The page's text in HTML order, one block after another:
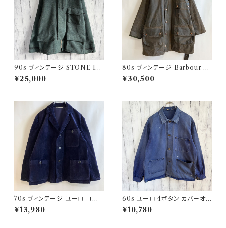
90s ヴィンテージ STONE ISL
AND ウールジャケット ストーン
アイランド グリーンエッジ
¥25,000
80s ヴィンテージ Barbour 2
ワラント ソルウェイジッパー Sol
way Zipper オイルドジャケット
¥30,500
70s ヴィンテージ ユーロ コー
デュロイ セットアップ ビンテー
ジ
¥13,980
60s ユーロ 4ボタン カバーオ
ール ワークジャケット 月桂樹ボ
タン ヴィンテージ
¥10,780